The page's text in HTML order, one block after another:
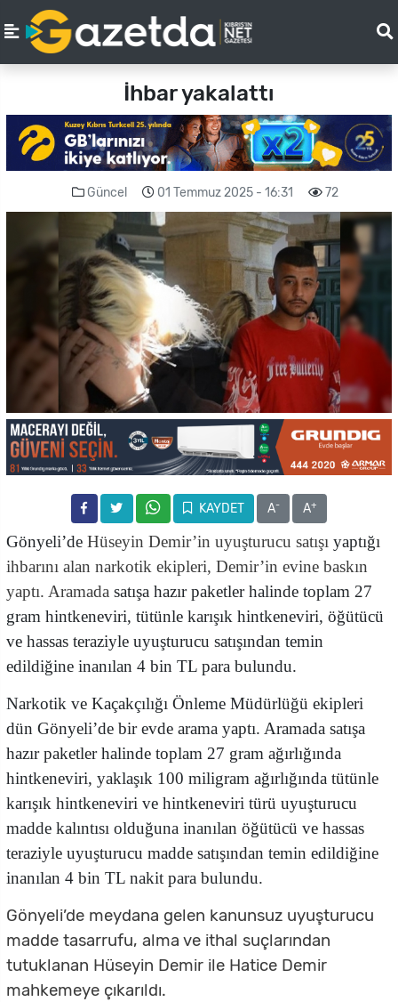
İhbar yakalattı
Güncel 01 Temmuz 2025 - 16:31 72
KAYDET A- A+
Gönyeli’de Hüseyin Demir’in uyuşturucu satışı yaptığı
ihbarını alan narkotik ekipleri, Demir’in evine baskın
yaptı. Aramada satışa hazır paketler halinde toplam 27
gram hintkeneviri, tütünle karışık hintkeneviri, öğütücü
ve hassas teraziyle uyuşturucu satışından temin
edildiğine inanılan 4 bin TL para bulundu.
Narkotik ve Kaçakçılığı Önleme Müdürlüğü ekipleri
dün Gönyeli’de birevde arama yaptı. Aramada satışa
hazır paketler halinde toplam 27 gram ağırlığında
hintkeneviri, yaklaşık 100 miligram ağırlığında tütünle
karışık hintkeneviri ve hintkeneviri türü uyuşturucu
madde kalıntısı olduğuna inanılan öğütücü ve hassas
teraziyle uyuşturucu madde satışından temin edildiğine
inanılan 4 bin TL nakit para bulundu.
Gönyeli’de meydana gelen kanunsuz uyuşturucu
madde tasarrufu, alma ve ithal suçlarından
tutuklanan Hüseyin Demir ile Hatice Demir
mahkemeye çıkarıldı.